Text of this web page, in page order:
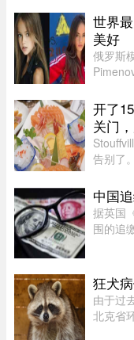
堵。20
世界
美好
俄罗斯
时尚圈
摄风格
开了
关门
告别了
Maki
经营15
中国
据英国
围的追
资本利
狂犬
由于过
北克省